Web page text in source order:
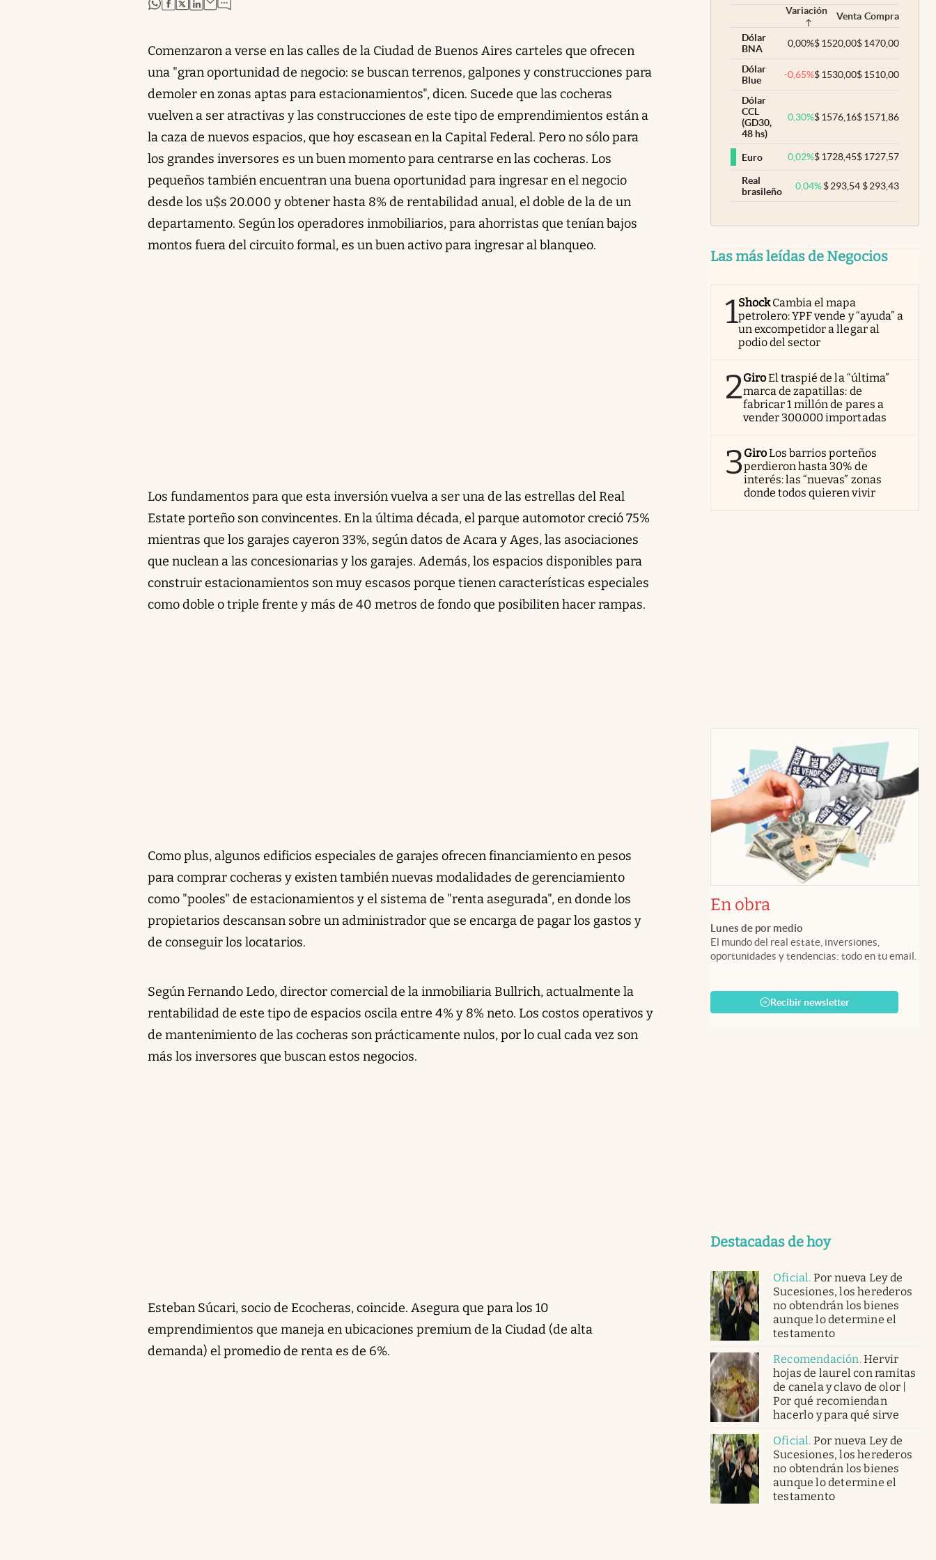
Comenzaron a verse en las calles de la Ciudad de Buenos Aires carteles que ofrecen
una "gran oportunidad de negocio: se buscan terrenos, galpones y construcciones para
demoler en zonas aptas para estacionamientos", dicen. Sucede que las cocheras
vuelven a ser atractivas y las construcciones de este tipo de emprendimientos están a
la caza de nuevos espacios, que hoy escasean en la Capital Federal. Pero no sólo para
los grandes inversores es un buen momento para centrarse en las cocheras. Los
pequeños también encuentran una buena oportunidad para ingresar en el negocio
desde los u$s 20.000 y obtener hasta 8% de rentabilidad anual, el doble de la de un
departamento. Según los operadores inmobiliarios, para ahorristas que tenían bajos
montos fuera del circuito formal, es un buen activo para ingresar al blanqueo.
Los fundamentos para que esta inversión vuelva a ser una de las estrellas del Real
Estate porteño son convincentes. En la última década, el parque automotor creció 75%
mientras que los garajes cayeron 33%, según datos de Acara y Ages, las asociaciones
que nuclean a las concesionarias y los garajes. Además, los espacios disponibles para
construir estacionamientos son muy escasos porque tienen características especiales
como doble o triple frente y más de 40 metros de fondo que posibiliten hacer rampas.
Como plus, algunos edificios especiales de garajes ofrecen financiamiento en pesos
para comprar cocheras y existen también nuevas modalidades de gerenciamiento
como "pooles" de estacionamientos y el sistema de "renta asegurada", en donde los
propietarios descansan sobre un administrador que se encarga de pagar los gastos y
de conseguir los locatarios.
Según Fernando Ledo, director comercial de la inmobiliaria Bullrich, actualmente la
rentabilidad de este tipo de espacios oscila entre 4% y 8% neto. Los costos operativos y
de mantenimiento de las cocheras son prácticamente nulos, por lo cual cada vez son
más los inversores que buscan estos negocios.
Esteban Súcari, socio de Ecocheras, coincide. Asegura que para los 10
emprendimientos que maneja en ubicaciones premium de la Ciudad (de alta
demanda) el promedio de renta es de 6%.
Variación Venta Compra
Dólar
BNA
0,00%$1520,00$1470,00
Dólar
Blue
-0,65%$1530,00$1510,00
Dólar
CCL
(GD30,
48 hs)
0,30%$1576,16$1571,86
Euro 0,02%$1728,45$1727,57
Real
brasileño
0,04% $293,54 $293,43
Las más leídas de Negocios
1Shock Cambia el mapa
petrolero: YPF vende y “ayuda” a
un excompetidor a llegar al
podio del sector
2GiroEl traspié de la “última”
marca de zapatillas: de
fabricar 1 millón de pares a
vender 300.000 importadas
3GiroLos barrios porteños
perdieron hasta 30% de
interés: las “nuevas” zonas
donde todos quieren vivir
En obra
Lunes de por medio
El mundo del real estate, inversiones,
oportunidades y tendencias: todo en tu email.
Recibir newsletter
Destacadas de hoy
Oficial. Por nueva Ley de
Sucesiones, los herederos
no obtendrán los bienes
aunque lo determine el
testamento
Recomendación.Hervir
hojas de laurel con ramitas
de canela y clavo de olor |
Por qué recomiendan
hacerlo y para qué sirve
Oficial. Por nueva Ley de
Sucesiones, los herederos
no obtendrán los bienes
aunque lo determine el
testamento